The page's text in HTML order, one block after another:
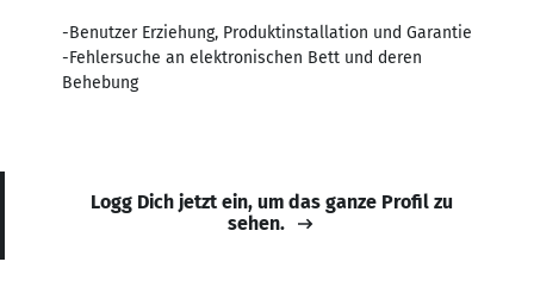
-Benutzer Erziehung, Produktinstallation und Garantie
-Fehlersuche an elektronischen Bett und deren
Behebung
Logg Dich jetzt ein, um das ganze Profil zu
sehen.